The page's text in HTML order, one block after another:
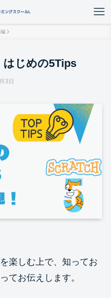
はじめの5Tips
3日
楽しむ上で、知ってお
てお伝えします。